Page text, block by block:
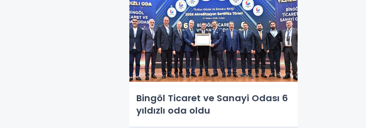
Bingöl Ticaret ve Sanayi Odası 6
yıldızlı oda oldu